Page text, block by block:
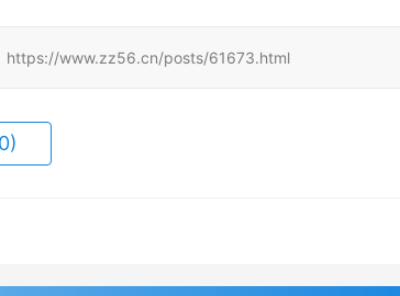
https://www.zz56.cn/posts/61673.html
0)